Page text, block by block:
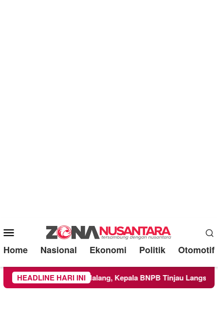
Mobile
Menu
Home Nasional Ekonomi Politik Otomotif
HEADLINE HARI INI
Kabupaten Malang, Kepala BNPB Tinjau Langsung Lokasi